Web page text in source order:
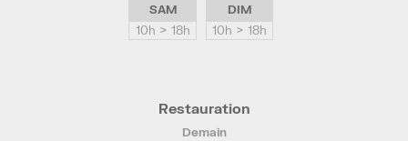
SAM
10h > 18h
DIM
10h > 18h
Restauration
Demain